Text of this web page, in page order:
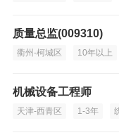
质量总监(009310)
衢州-柯城区 10年以上
机械设备工程师
天津-西青区 1-3年